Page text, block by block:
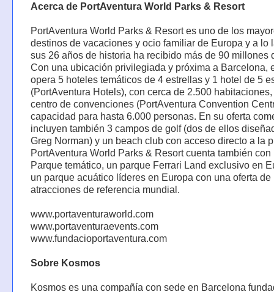
Acerca de PortAventura World Parks & Resort
PortAventura World Parks & Resort es uno de los
destinos de vacaciones y ocio familiar de Europa y a lo
sus 26 años de historia ha recibido más de 90 millones
Con una ubicación privilegiada y próxima a Barcelona,
opera 5 hoteles temáticos de 4 estrellas y 1 hotel de 5
(PortAventura Hotels), con cerca de 2.500 habitaciones,
centro de convenciones (PortAventura Convention
capacidad para hasta 6.000 personas. En su oferta
incluyen también 3 campos de golf (dos de ellos
Greg Norman) y un beach club con acceso directo a la
PortAventura World Parks & Resort cuenta también con
Parque temático, un parque Ferrari Land exclusivo en
un parque acuático líderes en Europa con una oferta de
atracciones de referencia mundial.
www.portaventuraworld.com
www.portaventuraevents.com
www.fundacioportaventura.com
Sobre Kosmos
Kosmos es una compañía con sede en Barcelona